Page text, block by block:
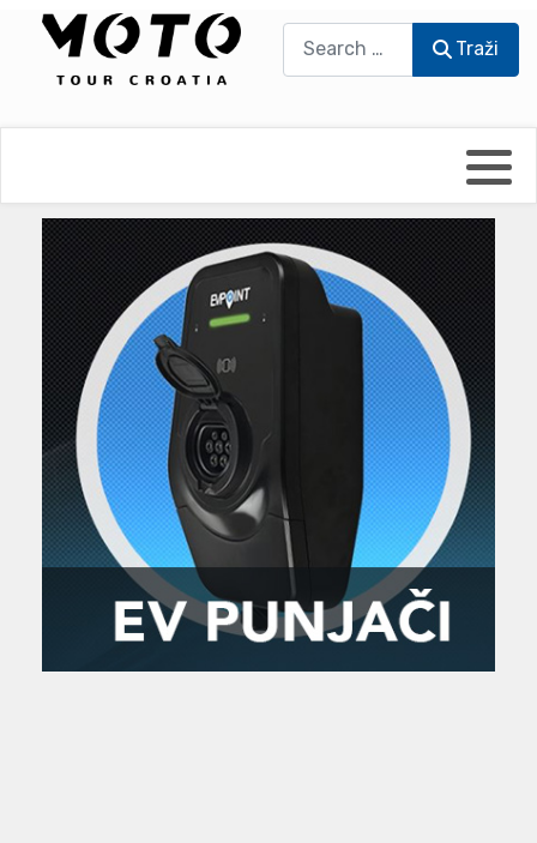
Traži
UmPaDrum
Moto servisi
Impressum
Damir Žerić - ELPASSO
Dario Dinter - Moto TOZ
Igor Kreč - UmPaDrum
Igor Kukec Brmbi
Slaven Gajdek
MTC - Moto Tour Croatia
Moto putopisi
Vikend vožnje
Zanimljivost
Najave i noviteti